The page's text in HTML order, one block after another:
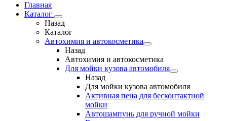
Главная
Каталог
Назад
Каталог
Автохимия и автокосметика
Назад
Автохимия и автокосметика
Для мойки кузова автомобиля
Назад
Для мойки кузова автомобиля
Активная пена для бесконтактной
мойки
Автошампунь для ручной мойки